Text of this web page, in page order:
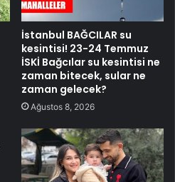
İstanbul BAĞCILAR su
kesintisi! 23-24 Temmuz
İSKİ Bağcılar su kesintisi ne
zaman bitecek, sular ne
zaman gelecek?
Ağustos 8, 2026